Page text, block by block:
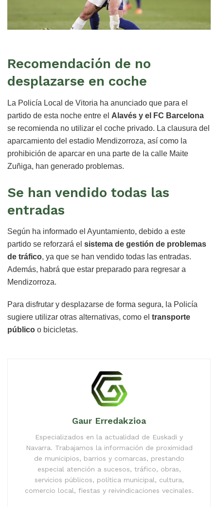
Recomendación de no
desplazarse en coche
La Policía Local de Vitoria ha anunciado que para el
partido de esta noche entre el Alavés y el FC Barcelona
se recomienda no utilizar el coche privado. La clausura del
aparcamiento del estadio Mendizorroza, así como la
prohibición de aparcar en una parte de la calle Maite
Zuñiga, han generado problemas.
Se han vendido todas las
entradas
Según ha informado el Ayuntamiento, debido a este
partido se reforzará el sistema de gestión de problemas
de tráfico, ya que se han vendido todas las entradas.
Además, habrá que estar preparado para regresar a
Mendizorroza.
Para disfrutar y desplazarse de forma segura, la Policía
sugiere utilizar otras alternativas, como el transporte
público o bicicletas.
Gaur Erredakzioa
Especializados en la actualidad de Euskadi y
Navarra. Trabajamos la información de proximidad
de municipios, barrios y comarcas, prestando
especial atención a sucesos, tráfico, obras,
servicios públicos, política municipal, cultura,
comercio local, fiestas y reivindicaciones vecinales.